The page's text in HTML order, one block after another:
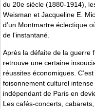
du 20e siècle (1880-1914),
Weisman et Jacqueline E.
d’un Montmartre éclectique
de l’instantané.
Après la défaite de la guerre
retrouve une certaine
réussites économiques.
foisonnement culturel
indépendant de Paris en
Les cafés-concerts,